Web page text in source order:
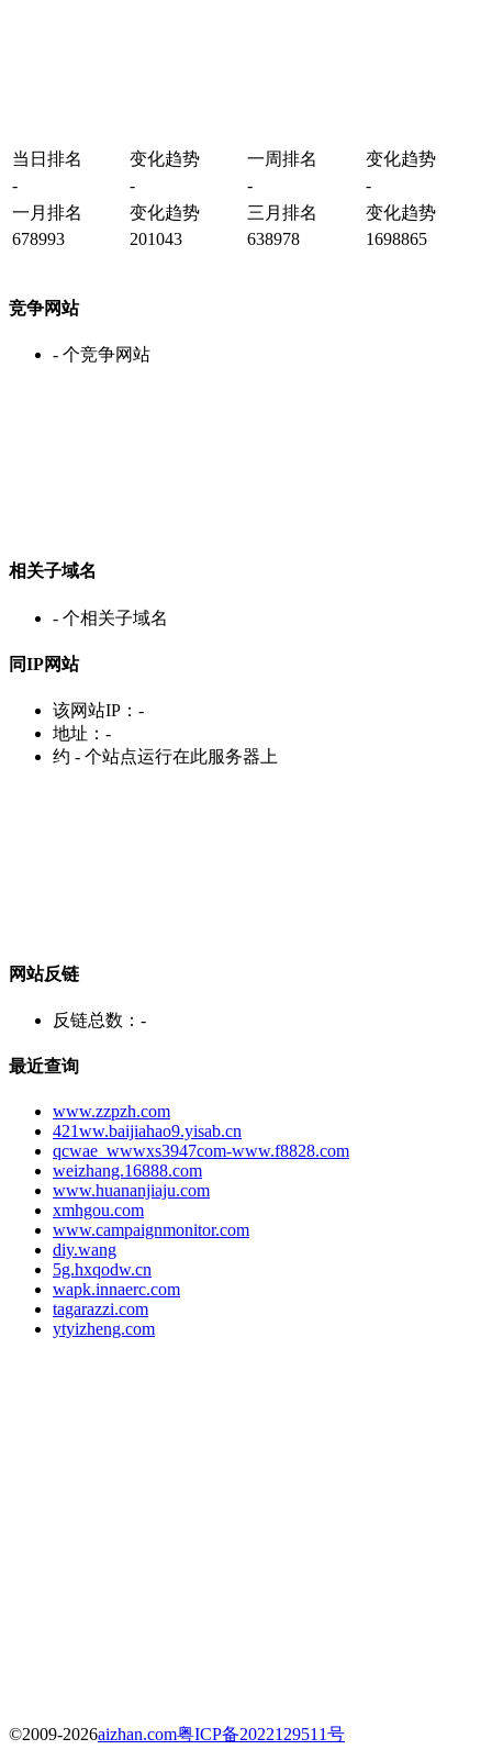
当日排名 变化趋势 一周排名
变化趋势
-
- -
-
一月排名
变化趋势 三月排名
变化趋势
678993
201043 638978 1698865
竞争网站
- 个竞争网站
相关子域名
- 个相关子域名
同IP网站
该网站IP： -
地址： -
约 - 个站点运行在此服务器上
网站反链
反链总数： -
最近查询
www.zzpzh.com
421ww.baijiahao9.yisab.cn
qcwae_wwwxs3947com-www.f8828.com
weizhang.16888.com
www.huananjiaju.com
xmhgou.com
www.campaignmonitor.com
diy.wang
5g.hxqodw.cn
wapk.innaerc.com
tagarazzi.com
ytyizheng.com
©2009-2026aizhan.com粤ICP备2022129511号